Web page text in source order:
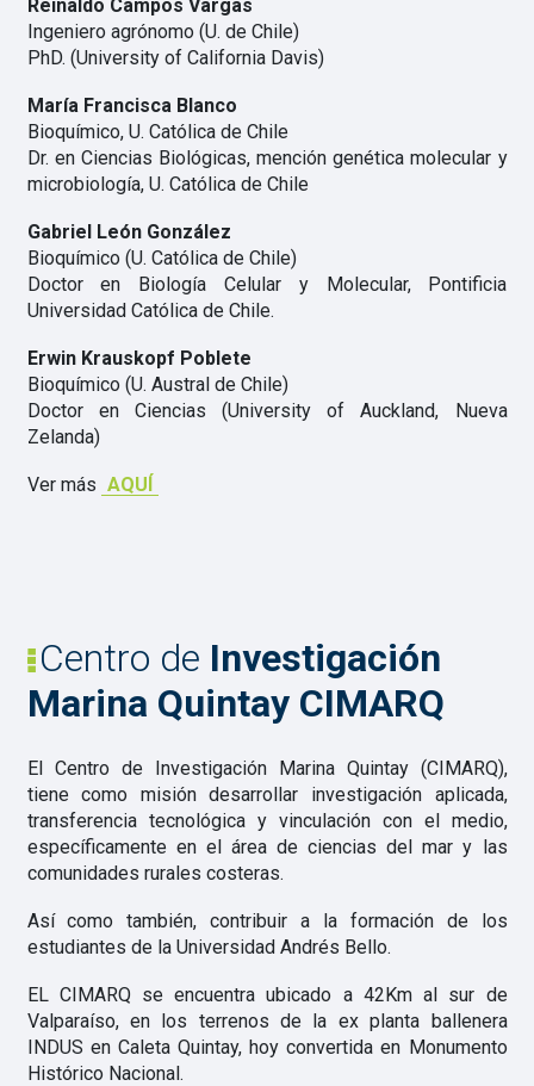
Reinaldo Campos Vargas
Ingeniero agrónomo (U. de Chile)
PhD. (University of California Davis)
María Francisca Blanco
Bioquímico, U. Católica de Chile
Dr. en Ciencias Biológicas, mención genética molecular y
microbiología, U. Católica de Chile
Gabriel León González
Bioquímico (U. Católica de Chile)
Doctor en Biología Celular y Molecular, Pontificia
Universidad Católica de Chile.
Erwin Krauskopf Poblete
Bioquímico (U. Austral de Chile)
Doctor en Ciencias (University of Auckland, Nueva
Zelanda)
Ver más AQUÍ
Centro de Investigación
Marina Quintay CIMARQ
El Centro de Investigación Marina Quintay (CIMARQ),
tiene como misión desarrollar investigación aplicada,
transferencia tecnológica y vinculación con el medio,
específicamente en el área de ciencias del mar y las
comunidades rurales costeras.
Así como también, contribuir a la formación de los
estudiantes de la Universidad Andrés Bello.
EL CIMARQ se encuentra ubicado a 42Km al sur de
Valparaíso, en los terrenos de la ex planta ballenera
INDUS en Caleta Quintay, hoy convertida en Monumento
Histórico Nacional.